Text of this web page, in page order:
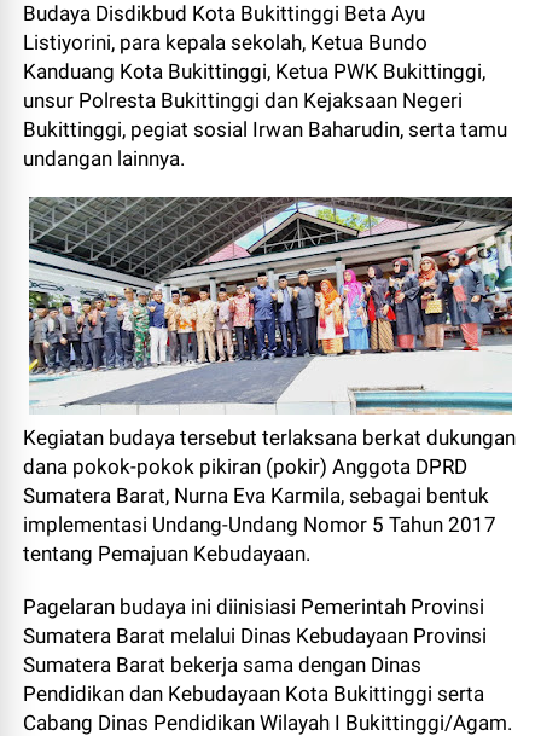
Budaya Disdikbud Kota Bukittinggi Beta Ayu
Listiyorini, para kepala sekolah, Ketua Bundo
Kanduang Kota Bukittinggi, Ketua PWK Bukittinggi,
unsur Polresta Bukittinggi dan Kejaksaan Negeri
Bukittinggi, pegiat sosial Irwan Baharudin, serta tamu
undangan lainnya.
Kegiatan budaya tersebut terlaksana berkat dukungan
dana pokok-pokok pikiran (pokir) Anggota DPRD
Sumatera Barat, Nurna Eva Karmila, sebagai bentuk
implementasi Undang-Undang Nomor 5 Tahun 2017
tentang Pemajuan Kebudayaan.
Pagelaran budaya ini diinisiasi Pemerintah Provinsi
Sumatera Barat melalui Dinas Kebudayaan Provinsi
Sumatera Barat bekerja sama dengan Dinas
Pendidikan dan Kebudayaan Kota Bukittinggi serta
Cabang Dinas Pendidikan Wilayah I Bukittinggi/Agam.